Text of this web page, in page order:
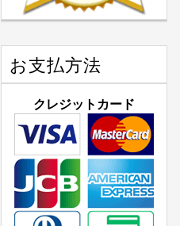
お支払方法
クレジットカード